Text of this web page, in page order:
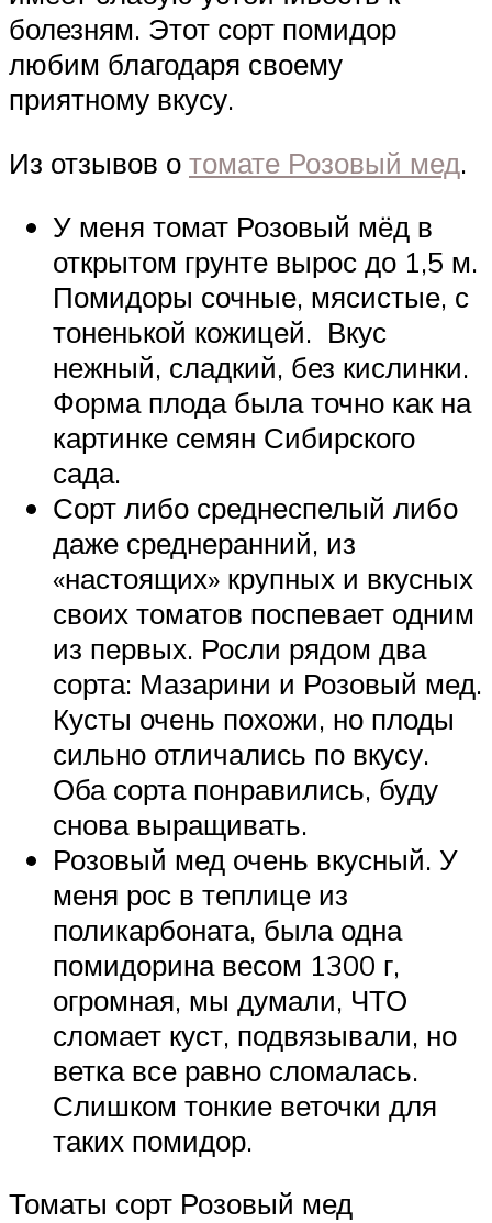
болезням. Этот сорт помидор
любим благодаря своему
приятному вкусу.
Из отзывов о томате Розовый мед.
У меня томат Розовый мёд в
открытом грунте вырос до 1,5 м.
Помидоры сочные, мясистые, с
тоненькой кожицей. Вкус
нежный, сладкий, без кислинки.
Форма плода была точно как на
картинке семян Сибирского
сада.
Сорт либо среднеспелый либо
даже среднеранний, из
«настоящих» крупных и вкусных
своих томатов поспевает одним
из первых. Росли рядом два
сорта: Мазарини и Розовый мед.
Кусты очень похожи, но плоды
сильно отличались по вкусу.
Оба сорта понравились, буду
снова выращивать.
Розовый мед очень вкусный. У
меня рос в теплице из
поликарбоната, была одна
помидорина весом 1300 г,
огромная, мы думали, ЧТО
сломает куст, подвязывали, но
ветка все равно сломалась.
Слишком тонкие веточки для
таких помидор.
Томаты сорт Розовый мед